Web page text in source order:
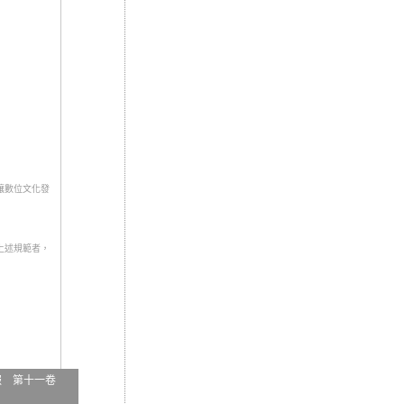
數位文化發
規範者，
第十一卷